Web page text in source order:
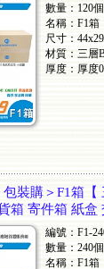
數量：120
名稱：F1箱
尺寸：
材質：三層
厚度：厚度
裝購＞F1箱
箱 寄件箱 紙盒
編號：F1-
數量：240
名稱：F1箱